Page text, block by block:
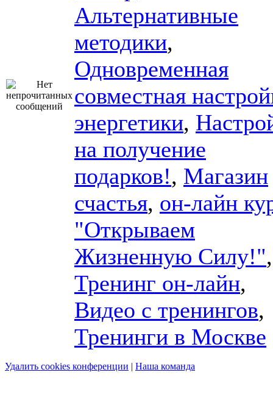
Альтернативные
методики,
Одновременная
совместная
энергетики,
на получение
подарков!, Магазин
счастья, он-лайн
"Открываем
Жизненную Силу!",
Тренинг он-лайн,
Видео с тренингов,
Тренинги в Москве
Удалить cookies конференции | Наша команда